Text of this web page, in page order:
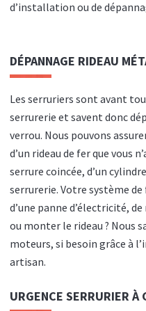
d’installation ou de
DÉPANNAGE RIDEAU
Les serruriers sont avant
serrurerie et savent donc
verrou. Nous pouvons
d’un rideau de fer que vous
serrure coincée, d’un
serrurerie. Votre système
d’une panne d’électricité,
ou monter le rideau ? Nous
moteurs, si besoin grâce à
artisan.
URGENCE SERRURIER À